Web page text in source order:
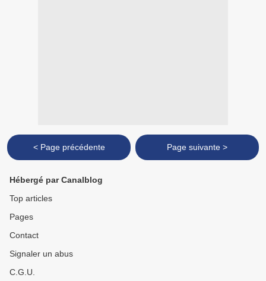
< Page précédente Page suivante >
Hébergé par Canalblog
Top articles
Pages
Contact
Signaler un abus
C.G.U.